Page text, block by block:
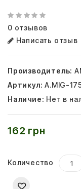
0 отзывов
Написать отзыв
Производитель:
Артикул: A.MIG-
Наличие: Нет в
162 грн
Количество